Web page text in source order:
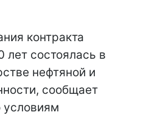
контракта
лет состоялась в
нефтяной и
сообщает
условиям